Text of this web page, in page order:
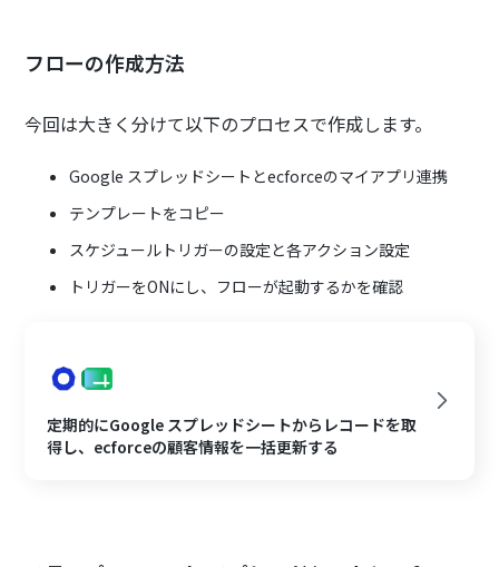
フローの作成方法
今回は大きく分けて以下のプロセスで作成します。
Google スプレッドシートとecforceのマイアプリ連携
テンプレートをコピー
スケジュールトリガーの設定と各アクション設定
トリガーをONにし、フローが起動するかを確認
定期的にGoogle スプレッドシートからレコードを取
得し、ecforceの顧客情報を一括更新する